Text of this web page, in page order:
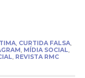
, CURTIDA FALSA,
, MÍDIA SOCIAL,
, REVISTA RMC